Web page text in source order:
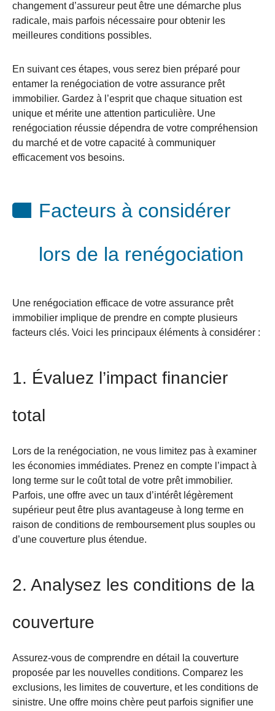
changement d’assureur peut être une démarche plus
radicale, mais parfois nécessaire pour obtenir les
meilleures conditions possibles.
En suivant ces étapes, vous serez bien préparé pour
entamer la renégociation de votre assurance prêt
immobilier. Gardez à l’esprit que chaque situation est
unique et mérite une attention particulière. Une
renégociation réussie dépendra de votre compréhension
du marché et de votre capacité à communiquer
efficacement vos besoins.
Facteurs à considérer
lors de la renégociation
Une renégociation efficace de votre assurance prêt
immobilier implique de prendre en compte plusieurs
facteurs clés. Voici les principaux éléments à considérer :
1. Évaluez l’impact financier
total
Lors de la renégociation, ne vous limitez pas à examiner
les économies immédiates. Prenez en compte l’impact à
long terme sur le coût total de votre prêt immobilier.
Parfois, une offre avec un taux d’intérêt légèrement
supérieur peut être plus avantageuse à long terme en
raison de conditions de remboursement plus souples ou
d’une couverture plus étendue.
2. Analysez les conditions de la
couverture
Assurez-vous de comprendre en détail la couverture
proposée par les nouvelles conditions. Comparez les
exclusions, les limites de couverture, et les conditions de
sinistre. Une offre moins chère peut parfois signifier une